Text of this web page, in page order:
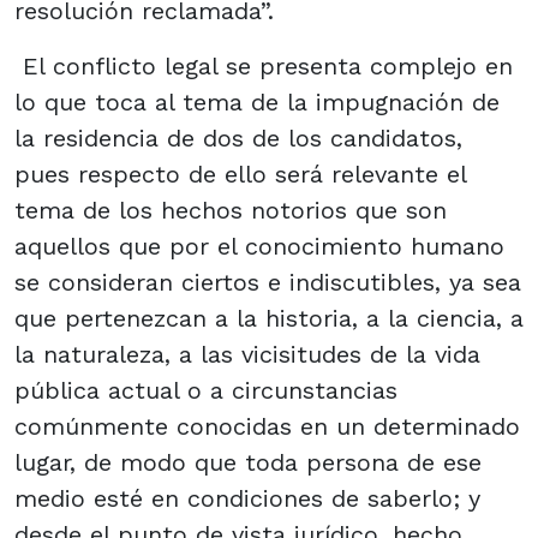
resolución reclamada”.
El conflicto legal se presenta complejo en
lo que toca al tema de la impugnación de
la residencia de dos de los candidatos,
pues respecto de ello será relevante el
tema de los hechos notorios que son
aquellos que por el conocimiento humano
se consideran ciertos e indiscutibles, ya sea
que pertenezcan a la historia, a la ciencia, a
la naturaleza, a las vicisitudes de la vida
pública actual o a circunstancias
comúnmente conocidas en un determinado
lugar, de modo que toda persona de ese
medio esté en condiciones de saberlo; y